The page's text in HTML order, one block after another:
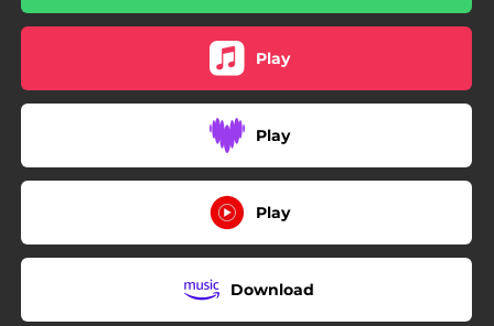
Play
Play
Play
Download